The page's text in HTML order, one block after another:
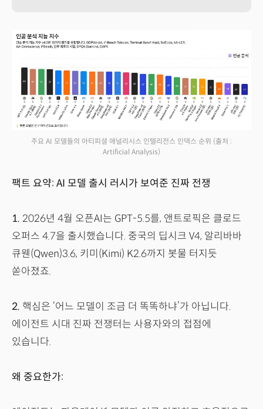
주요 AI 모델들의 아티피셜 애널리시스 인텔리전스 인덱스 순위 (출처 :
Artificial Analysis)
팩트 요약: AI 모델 출시 러시가 보여준 진짜 전쟁
1. 2026년 4월 오픈AI는 GPT-5.5를, 앤트로픽은 클로드
오퍼스 4.7을 출시했습니다. 중국의 딥시크 V4, 알리바바
큐웬(Qwen)3.6, 키미(Kimi) K2.6까지 봇물 터지듯
쏟아졌죠.
2. 핵심은 ‘어느 모델이 조금 더 똑똑하냐’가 아닙니다.
에이전트 시대 진짜 전쟁터는 사용자와의 접점에
있습니다.
왜 중요한가: